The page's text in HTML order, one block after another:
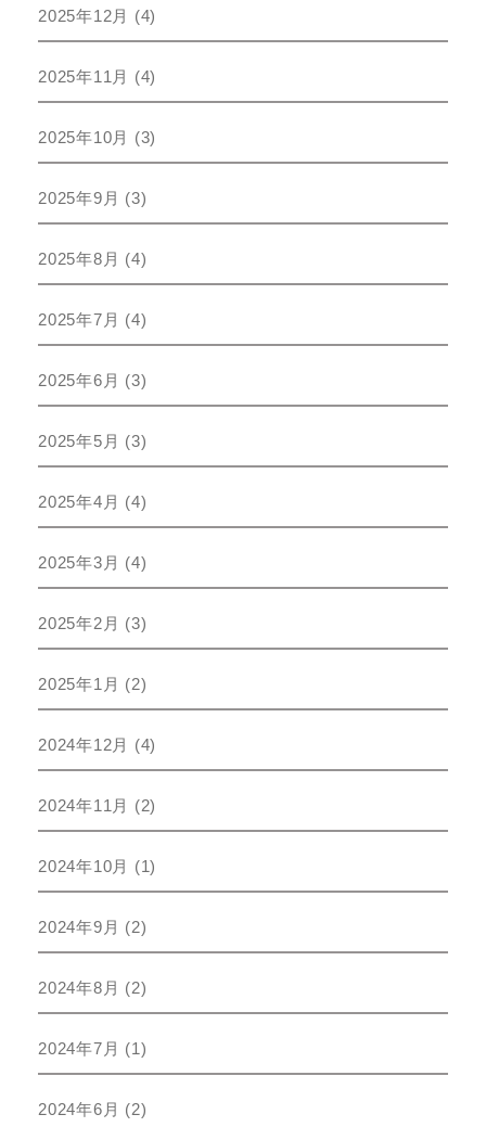
2025年12月 (4)
2025年11月 (4)
2025年10月 (3)
2025年9月 (3)
2025年8月 (4)
2025年7月 (4)
2025年6月 (3)
2025年5月 (3)
2025年4月 (4)
2025年3月 (4)
2025年2月 (3)
2025年1月 (2)
2024年12月 (4)
2024年11月 (2)
2024年10月 (1)
2024年9月 (2)
2024年8月 (2)
2024年7月 (1)
2024年6月 (2)